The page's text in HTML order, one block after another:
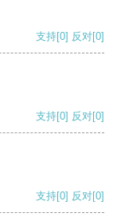
支持[0] 反对[0]
支持[0] 反对[0]
支持[0] 反对[0]